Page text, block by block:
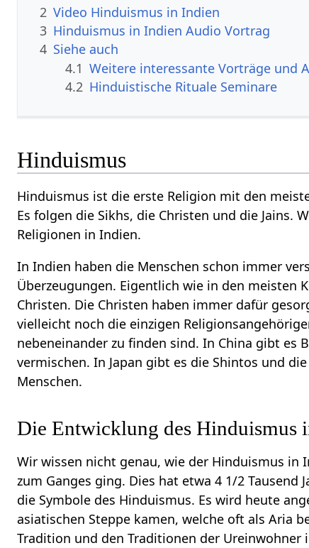
2 Video Hinduismus in Indien
3 Hinduismus in Indien Audio Vortrag
4 Siehe auch
4.1 Weitere interessante Vorträge und
4.2 Hinduistische Rituale Seminare
Hinduismus
Hinduismus ist die erste Religion mit den
Es folgen die Sikhs, die Christen und die Jains.
Religionen in Indien.
In Indien haben die Menschen schon immer
Überzeugungen. Eigentlich wie in den meisten
Christen. Die Christen haben immer dafür
vielleicht noch die einzigen
nebeneinander zu finden sind. In China gibt es
vermischen. In Japan gibt es die Shintos und
Menschen.
Die Entwicklung des Hinduismus
Wir wissen nicht genau, wie der Hinduismus in
zum Ganges ging. Dies hat etwa 4 1/2
die Symbole des Hinduismus. Es wird heute
asiatischen Steppe kamen, welche oft als Aria
Tradition und den Traditionen der